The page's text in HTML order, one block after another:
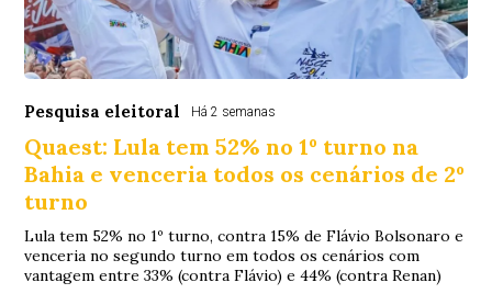
Pesquisa eleitoral Há 2 semanas
Quaest: Lula tem 52% no 1º turno na
Bahia e venceria todos os cenários de 2º
turno
Lula tem 52% no 1º turno, contra 15% de Flávio Bolsonaro e
venceria no segundo turno em todos os cenários com
vantagem entre 33% (contra Flávio) e 44% (contra Renan)